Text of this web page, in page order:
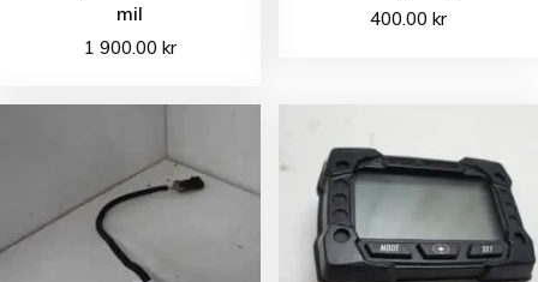
mil
1 900.00 kr
400.00 kr